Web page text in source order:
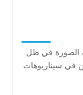
الصورة في ظل
في سيناريوهات